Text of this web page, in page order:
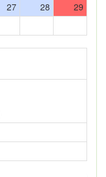
27 28
29